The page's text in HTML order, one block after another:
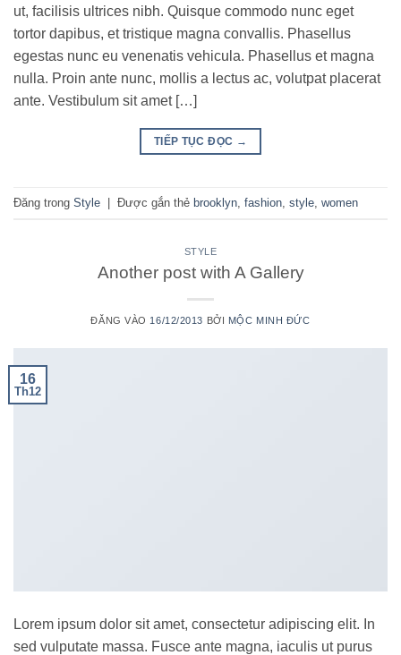
ut, facilisis ultrices nibh. Quisque commodo nunc eget
tortor dapibus, et tristique magna convallis. Phasellus
egestas nunc eu venenatis vehicula. Phasellus et magna
nulla. Proin ante nunc, mollis a lectus ac, volutpat placerat
ante. Vestibulum sit amet […]
TIẾP TỤC ĐỌC →
Đăng trong Style | Được gắn thẻ brooklyn fashion style women
STYLE
Another post with A Gallery
ĐĂNG VÀO 16/12/2013 BỞI MỘC MINH ĐỨC
16
Th12
Lorem ipsum dolor sit amet, consectetur adipiscing elit. In
sed vulputate massa. Fusce ante magna, iaculis ut purus